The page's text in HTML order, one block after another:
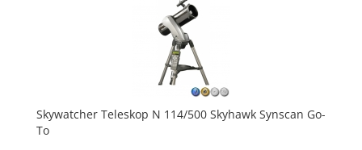
Skywatcher Teleskop N 114/500 Skyhawk Synscan Go-
To